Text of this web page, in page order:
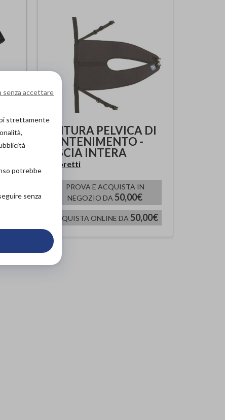
CINTURA PELVICA DI
CONTENIMENTO -
FASCIA INTERA
Moretti
PROVA E ACQUISTA IN
NEGOZIO DA 50,00€
ACQUISTA ONLINE DA 50,00€
senza accettare
strettamente
potrebbe
senza